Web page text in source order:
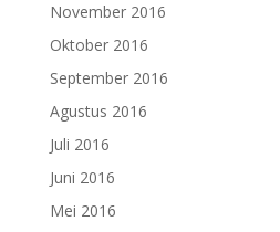
November 2016
Oktober 2016
September 2016
Agustus 2016
Juli 2016
Juni 2016
Mei 2016